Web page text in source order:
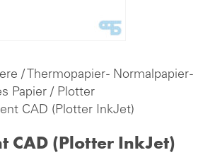
/ Thermopapier - Normalpapier -
Papier / Plotter
CAD (Plotter InkJet)
CAD (Plotter InkJet)